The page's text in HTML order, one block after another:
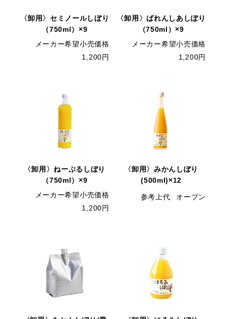
〈卸用〉セミノールしぼり
（750ml）×9
メーカー希望小売価格
1,200円
〈卸用〉ばれんしあしぼり
（750ml）×9
メーカー希望小売価格
1,200円
〈卸用〉ねーぶるしぼり
（750ml）×9
メーカー希望小売価格
1,200円
〈卸用〉みかんしぼり
(500ml)×12
参考上代 オープン